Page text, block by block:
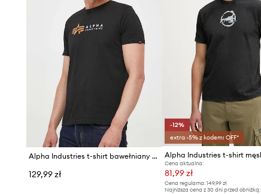
Alpha Industries t-shirt bawełniany Label
129,99 zł
-12%
extra -5% z kodem: OFF*
Cena aktualna:
81,99 zł
Cena regularna:149,99 zł
Najniższa cena z 30 dni przed obniżką: